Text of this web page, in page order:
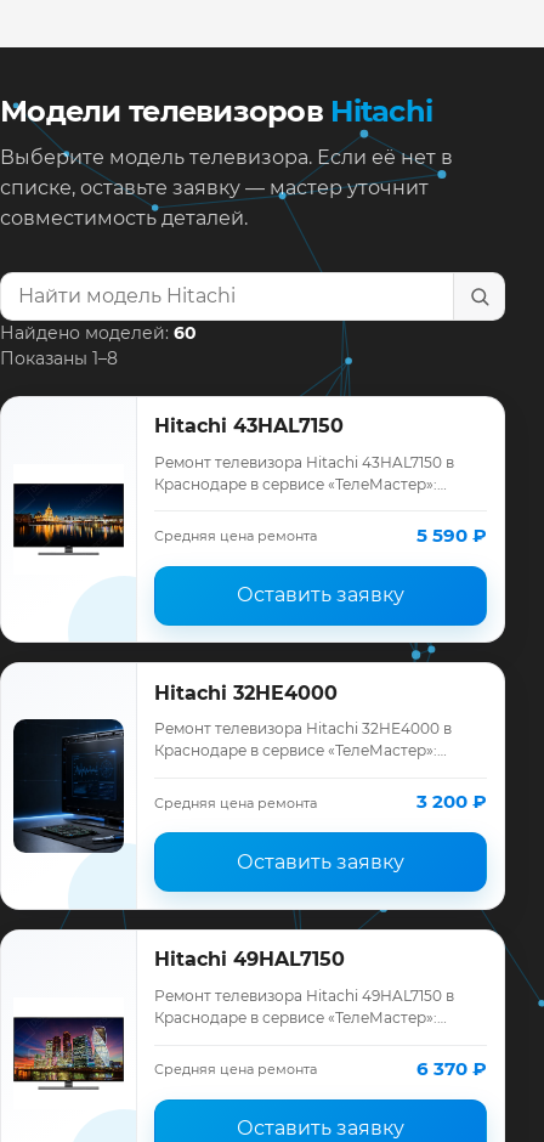
Модели телевизоров Hitachi
Выберите модель телевизора. Если её нет в
списке, оставьте заявку — мастер уточнит
совместимость деталей.
Найти модель телевизора
Найдено моделей: 60
Показаны 1–8
Hitachi 43HAL7150
Ремонт телевизора Hitachi 43HAL7150 в
Краснодаре в сервисе «ТелеМастер»:
ремонта, запчасти и гарантия до 12
месяцев.
Средняя цена ремонта 5 590 ₽
Оставить заявку
Hitachi 32HE4000
Ремонт телевизора Hitachi 32HE4000 в
Краснодаре в сервисе «ТелеМастер»:
ремонта, запчасти и гарантия до 12
месяцев.
Средняя цена ремонта 3 200 ₽
Оставить заявку
Hitachi 49HAL7150
Ремонт телевизора Hitachi 49HAL7150 в
Краснодаре в сервисе «ТелеМастер»:
ремонта, запчасти и гарантия до 12
Средняя цена ремонта 6 370 ₽
Оставить заявку